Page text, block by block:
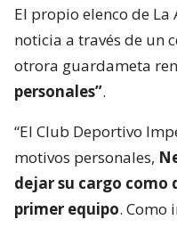
El propio elenco de
noticia a través de un
otrora guardameta
personales”.
“El Club Deportivo
motivos personales,
dejar su cargo como
primer equipo. Como